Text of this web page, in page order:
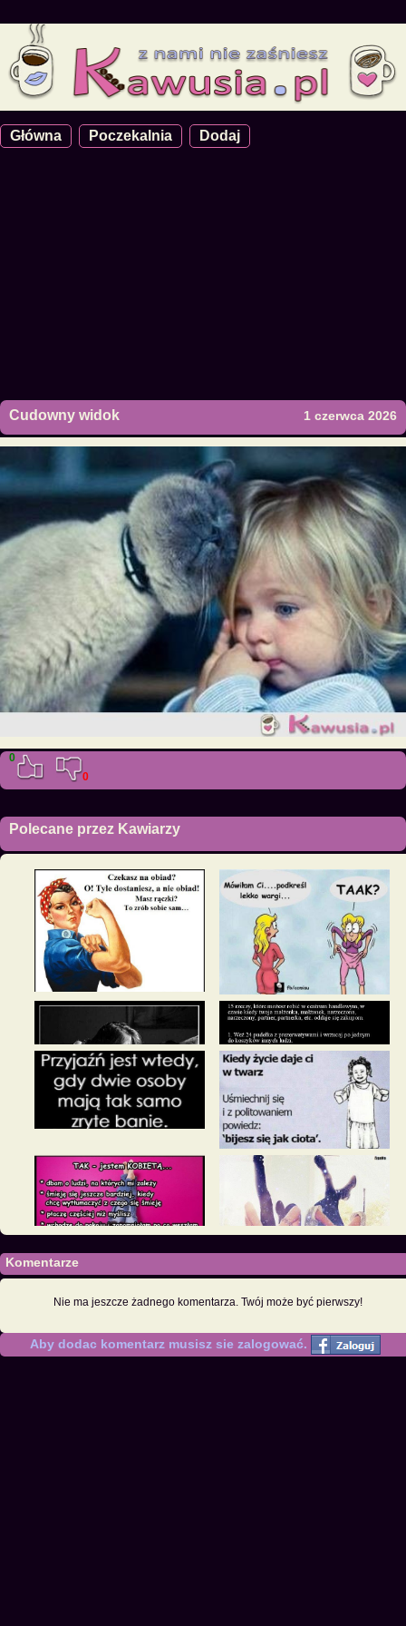
Główna Poczekalnia Dodaj
Cudowny widok 1 czerwca 2026
0
0
Polecane przez Kawiarzy
Komentarze
Nie ma jeszcze żadnego komentarza. Twój może być pierwszy!
Aby dodac komentarz musisz sie zalogować.